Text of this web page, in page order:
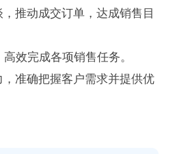
推动成交订单，达成销售目
效完成各项销售任务。
准确把握客户需求并提供优